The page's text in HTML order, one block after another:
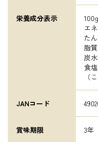
栄養成分表示
エ
た
脂
炭
食
（
JANコード
賞味期限 3年